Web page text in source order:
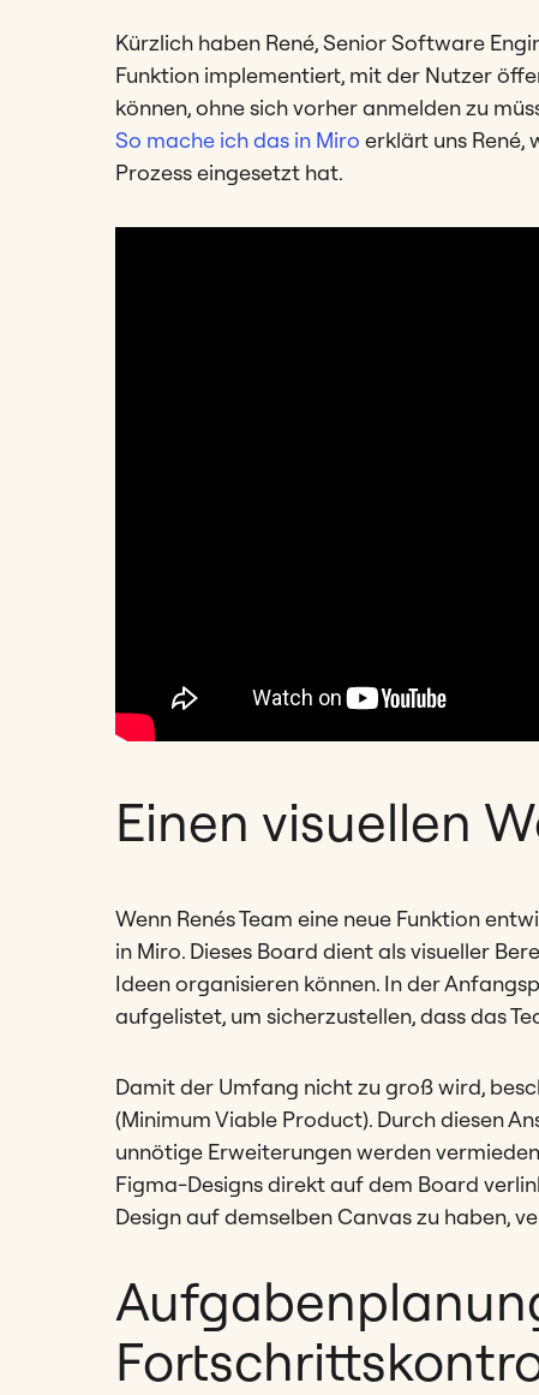
Kürzlich haben René, Senior Software
Funktion implementiert, mit der Nutzer
können, ohne sich vorher anmelden zu
So mache ich das in Miro erklärt uns René,
Prozess eingesetzt hat.
Einen visuellen
Wenn Renés Team eine neue Funktion
in Miro. Dieses Board dient als visueller
Ideen organisieren können. In der
aufgelistet, um sicherzustellen, dass das
Damit der Umfang nicht zu groß wird,
(Minimum Viable Product). Durch diesen
unnötige Erweiterungen werden
Figma-Designs direkt auf dem Board
Design auf demselben Canvas zu haben,